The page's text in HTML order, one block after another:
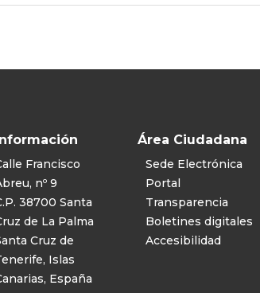
Francisco
nº 9
38700 Santa
de La Palma
Cruz de
Islas
España
Área Ciudadana
Sede Electrónica
Portal
Transparencia
Boletines digitales
Accesibilidad